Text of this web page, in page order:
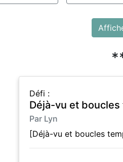
Défi :
Déjà-vu et
Par Lyn
[Déjà-vu et boucles